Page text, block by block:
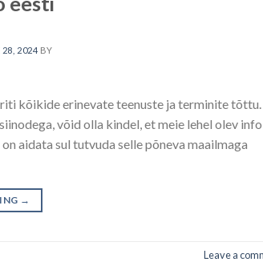
2024 BY
kõikide erinevate teenuste ja terminite tõttu.
võid olla kindel, et meie lehel olev
aidata sul tutvuda selle põneva maailmaga
→
Leave a